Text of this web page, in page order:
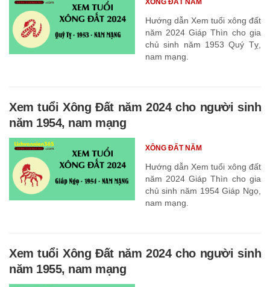
Hướng dẫn Xem tuổi xông đất
năm 2024 Giáp Thìn cho gia
chủ sinh năm 1953 Quý Tỵ,
nam mạng.
XÔNG ĐẤT NĂM
Xem tuổi Xông Đất năm 2024 cho người sinh
năm 1954, nam mạng
Hướng dẫn Xem tuổi xông đất
năm 2024 Giáp Thìn cho gia
chủ sinh năm 1954 Giáp Ngọ,
nam mạng.
XÔNG ĐẤT NĂM
Xem tuổi Xông Đất năm 2024 cho người sinh
năm 1955, nam mạng